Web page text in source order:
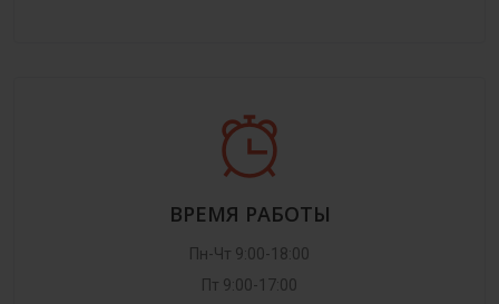
ВРЕМЯ РАБОТЫ
Пн-Чт 9:00-18:00
Пт 9:00-17:00